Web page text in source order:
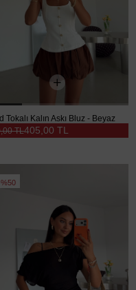
Tokalı Kalın Askı Bluz - Beyaz
405,00 TL
TL
%50